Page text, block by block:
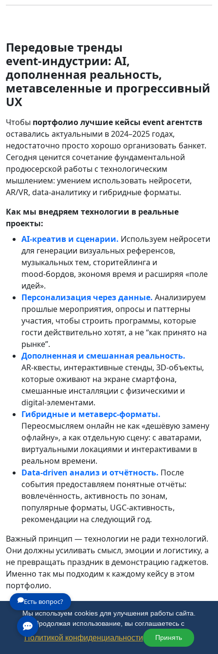
Передовые тренды
event‑индустрии: AI,
дополненная реальность,
метавселенные и прогрессивный
UX
Чтобы портфолио лучшие кейсы event агентств
оставались актуальными в 2024–2025 годах,
недостаточно просто хорошо организовать банкет.
Сегодня ценится сочетание фундаментальной
продюсерской работы с технологическим
мышлением: умением использовать нейросети,
AR/VR, data‑аналитику и гибридные форматы.
Как мы внедряем технологии в реальные
проекты:
AI‑креатив и сценарии. Используем нейросети
для генерации визуальных референсов,
музыкальных тем, сторитейлинга и
mood‑бордов, экономя время и расширяя «поле
идей».
Персонализация через данные. Анализируем
прошлые мероприятия, опросы и паттерны
участия, чтобы строить программы, которые
гости действительно хотят, а не “как принято на
рынке”.
Дополненная и смешанная реальность.
AR‑квесты, интерактивные стенды, 3D‑объекты,
которые оживают на экране смартфона,
смешанные инсталляции с физическими и
digital‑элементами.
Гибридные и метаверс‑форматы.
Переосмысляем онлайн не как «дешёвую замену
офлайну», а как отдельную сцену: с аватарами,
виртуальными локациями и интерактивами в
реальном времени.
Data‑driven анализ и отчётность. После
события предоставляем понятные отчёты:
вовлечённость, активность по зонам,
популярные форматы, UGC‑активность,
рекомендации на следующий год.
Важный принцип — технологии не ради технологий.
Они должны усиливать смысл, эмоции и логистику, а
не превращать праздник в демонстрацию гаджетов.
Именно так мы подходим к каждому кейсу в этом
портфолио.
Что дают технологии вашему
событию
Запоминаемость и «вау‑эффект» без ущерба для
Есть вопрос?
Мы используем cookies для улучшения работы сайта.
Продолжая использование, вы соглашаетесь с
Политикой конфиденциальности Принять